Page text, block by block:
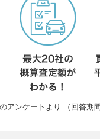
アンケートより （回答期